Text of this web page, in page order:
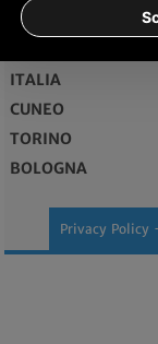
EDIZIONI
ITALIA
CUNEO
TORINO
BOLOGNA
Privacy Policy